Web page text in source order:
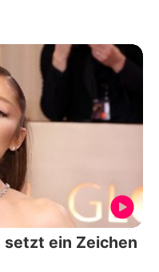
setzt ein Zeichen